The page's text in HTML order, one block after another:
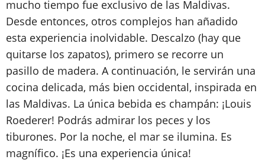
mucho tiempo fue exclusivo de las Maldivas.
Desde entonces, otros complejos han añadido
esta experiencia inolvidable. Descalzo (hay que
quitarse los zapatos), primero se recorre un
pasillo de madera. A continuación, le servirán una
cocina delicada, más bien occidental, inspirada en
las Maldivas. La única bebida es champán: ¡Louis
Roederer! Podrás admirar los peces y los
tiburones. Por la noche, el mar se ilumina. Es
magnífico. ¡Es una experiencia única!